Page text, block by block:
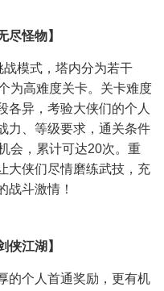
尽怪物】
战模式，塔内分为若干
为高难度关卡。关卡难度
各异，考验大侠们的个人
力、等级要求，通关条件
会，累计可达20次。重
大侠们尽情磨练武技，充
战斗激情！
侠江湖】
的个人首通奖励，更有机